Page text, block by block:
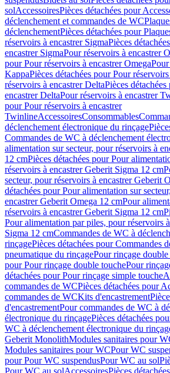
solAccessoiresPièces détachées pour
déclenchement et commandes de WC
déclenchementPièces détachées pour
réservoirs à encastrer SigmaPièces
encastrer SigmaPour réservoirs à encastrer
pour Pour réservoirs à encastrer Omega
KappaPièces détachées pour Pour
réservoirs à encastrer DeltaPièces
encastrer DeltaPour réservoirs à encastrer
pour Pour réservoirs à encastrer
TwinlineAccessoiresConsommables
déclenchement électronique du rinçage
Commandes de WC à déclenchement
alimentation sur secteur, pour réservoirs à
12 cmPièces détachées pour Pour
réservoirs à encastrer Geberit Sigma 12 cm
secteur, pour réservoirs à encastrer Geberit
détachées pour Pour alimentation sur
encastrer Geberit Omega 12 cmPour
réservoirs à encastrer Geberit Sigma 12 cm
Pour alimentation par piles, pour réservoirs
Sigma 12 cmCommandes de WC à
rinçagePièces détachées pour Commandes
pneumatique du rinçagePour rinçage
pour Pour rinçage double touchePour
détachées pour Pour rinçage simple touche
commandes de WCPièces détachées pour
commandes de WCKits d'encastrement
d'encastrementPour commandes de WC à
électronique du rinçagePièces détachées
WC à déclenchement électronique du
Geberit MonolithModules sanitaires pour
Modules sanitaires pour WCPour WC
pour Pour WC suspendusPour WC au sol
Pour WC au solAccessoiresPièces